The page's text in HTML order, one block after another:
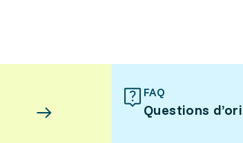
FAQ
Questions